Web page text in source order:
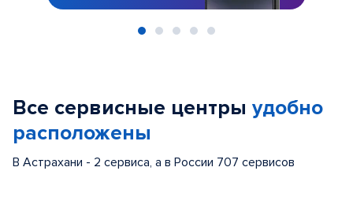
Все сервисные центры удобно
расположены
В Астрахани - 2 сервиса, а в России 707 сервисов